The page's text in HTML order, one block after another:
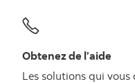
Obtenez de l’aide
Les solutions qui vous